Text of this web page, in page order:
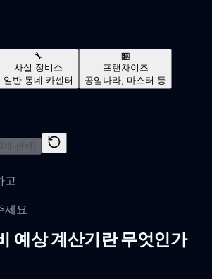
🔧
사설 정비소
일반 동네 카센터
🏪
프랜차이즈
공임나라, 마스터 등
0 개 선택)
고
세요
예상 계산기란 무엇인가